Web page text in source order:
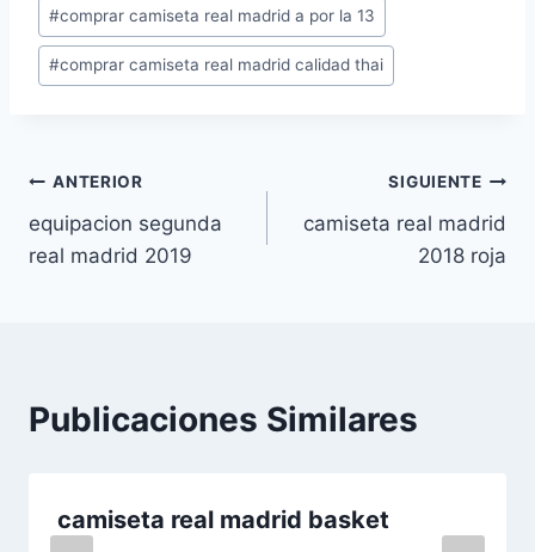
la
entrada:
#comprar camiseta real madrid a por la 13
#comprar camiseta real madrid calidad thai
Navegación
de
ANTERIOR
equipacion segunda
real madrid 2019
SIGUIENTE
camiseta real madrid
2018 roja
Publicaciones Similares
camiseta real madrid basket